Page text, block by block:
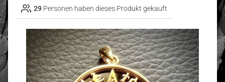
29 Personen haben dieses Produkt gekauft